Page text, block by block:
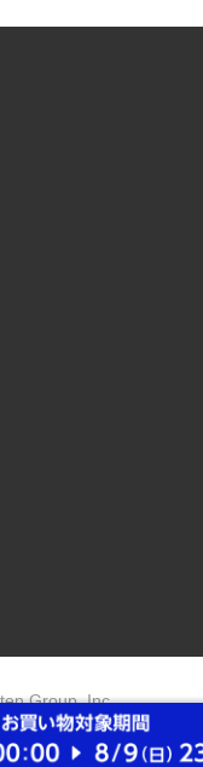
Group, Inc.